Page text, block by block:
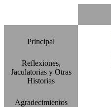
Principal
Reflexiones,
Jaculatorias y Otras
Historias
Agradecimientos